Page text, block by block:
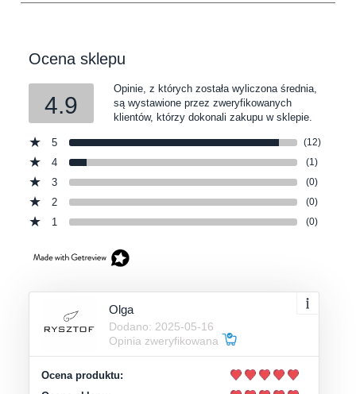
Ocena sklepu
4.9
Opinie, z których została wyliczona średnia,
są wystawione przez zweryfikowanych
klientów, którzy dokonali zakupu w sklepie.
5 (12)
4 (1)
3 (0)
2 (0)
1 (0)
Olga
Dodano: 2025-05-16
Opinia zweryfikowana
Ocena produktu: